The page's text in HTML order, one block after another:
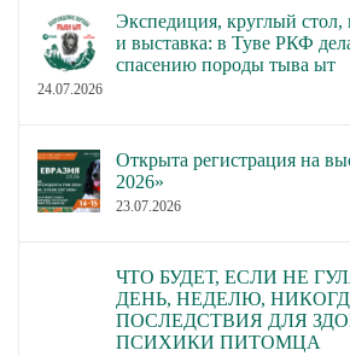
Экспедиция, круглый
и выставка: в Туве РКФ
спасению породы тыва ыт
24.07.2026
Открыта регистрация на
2026»
23.07.2026
ЧТО БУДЕТ, ЕСЛИ НЕ
ДЕНЬ, НЕДЕЛЮ,
ПОСЛЕДСТВИЯ ДЛЯ
ПСИХИКИ ПИТОМЦА